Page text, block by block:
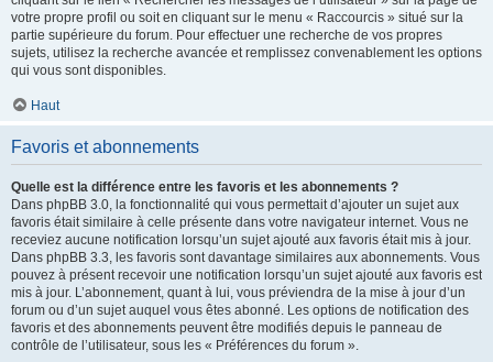
votre propre profil ou soit en cliquant sur le menu « Raccourcis » situé sur la
partie supérieure du forum. Pour effectuer une recherche de vos propres
sujets, utilisez la recherche avancée et remplissez convenablement les options
qui vous sont disponibles.
Haut
Favoris et abonnements
Quelle est la différence entre les favoris et les abonnements ?
Dans phpBB 3.0, la fonctionnalité qui vous permettait d’ajouter un sujet aux
favoris était similaire à celle présente dans votre navigateur internet. Vous ne
receviez aucune notification lorsqu’un sujet ajouté aux favoris était mis à jour.
Dans phpBB 3.3, les favoris sont davantage similaires aux abonnements. Vous
pouvez à présent recevoir une notification lorsqu’un sujet ajouté aux favoris est
mis à jour. L’abonnement, quant à lui, vous préviendra de la mise à jour d’un
forum ou d’un sujet auquel vous êtes abonné. Les options de notification des
favoris et des abonnements peuvent être modifiés depuis le panneau de
contrôle de l’utilisateur, sous les « Préférences du forum ».